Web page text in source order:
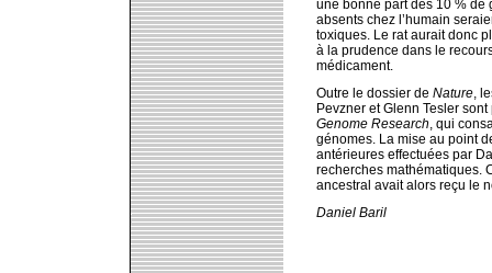
une bonne part des 10 % de
absents chez l’humain
toxiques. Le rat aurait donc
à la prudence dans le
médicament.
Outre le dossier de Nature,
Pevzner et Glenn Tesler
Genome Research, qui
génomes. La mise au point
antérieures effectuées par
recherches mathématiques.
ancestral avait alors reçu le
Daniel Baril